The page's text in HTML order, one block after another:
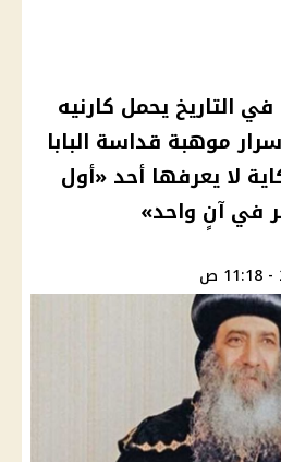
التاريخ يحمل كارنيه
موهبة قداسة البابا
لا يعرفها أحد «أول
في آنٍ واحد»